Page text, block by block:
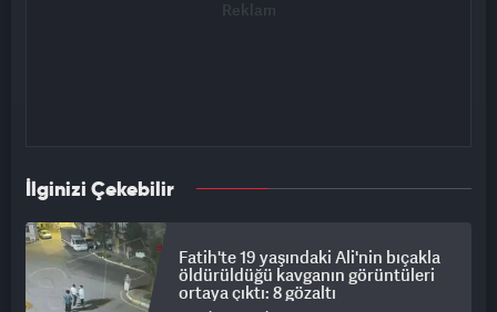
İlginizi Çekebilir
Fatih'te 19 yaşındaki Ali'nin bıçakla
öldürüldüğü kavganın görüntüleri
ortaya çıktı: 8 gözaltı